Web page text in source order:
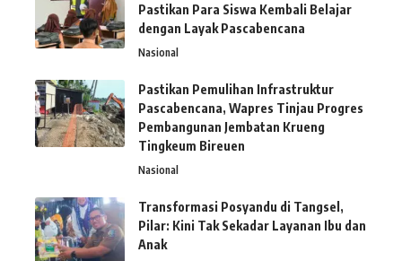
Pastikan Para Siswa Kembali Belajar
dengan Layak Pascabencana
Nasional
Pastikan Pemulihan Infrastruktur
Pascabencana, Wapres Tinjau Progres
Pembangunan Jembatan Krueng
Tingkeum Bireuen
Nasional
Transformasi Posyandu di Tangsel,
Pilar: Kini Tak Sekadar Layanan Ibu dan
Anak